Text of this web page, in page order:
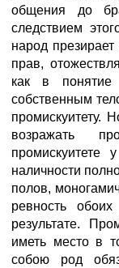
общения до
следствием
народ
прав,
как в понятие
собственным
промискуитету.
возражать
наличности
полов,
ревность
результате.
иметь место в
собою род